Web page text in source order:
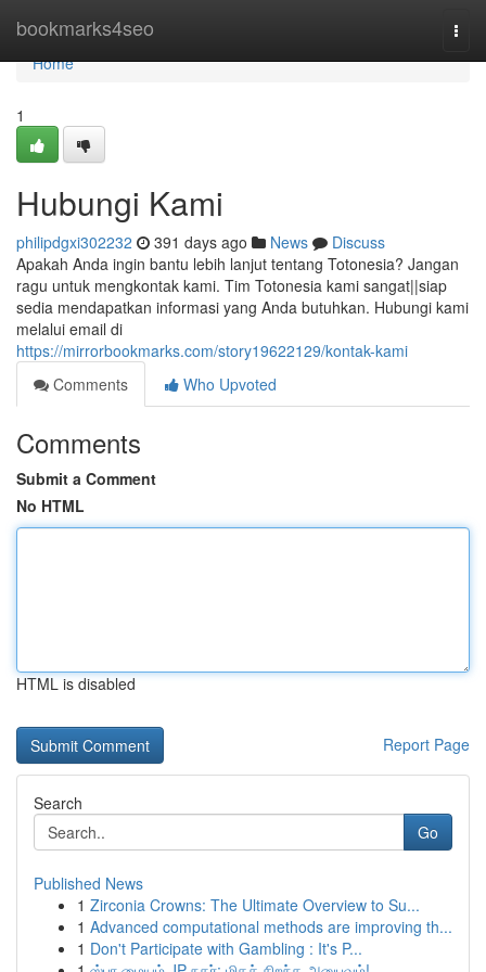
bookmarks4seo
Home
Home
1
Hubungi Kami
philipdgxi302232 391 days ago News
Discuss
Apakah Anda ingin bantu lebih lanjut tentang Totonesia? Jangan
ragu untuk mengkontak kami. Tim Totonesia kami sangat||siap
sedia mendapatkan informasi yang Anda butuhkan. Hubungi kami
melalui email di
https://mirrorbookmarks.com/story19622129/kontak-kami
Comments
Who Upvoted
Comments
Submit a Comment
No HTML
HTML is disabled
Report Page
Search
Go
Published News
1 Zirconia Crowns: The Ultimate Overview to Su...
1 Advanced computational methods are improving th...
1 Don't Participate with Gambling : It's P...